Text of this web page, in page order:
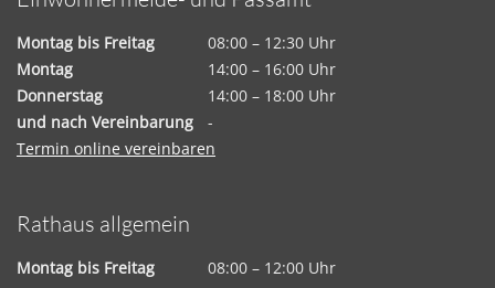
Montag bis Freitag
08:00 – 12:30 Uhr
Montag
14:00 – 16:00 Uhr
Donnerstag
14:00 – 18:00 Uhr
und nach Vereinbarung
-
Termin online vereinbaren
Rathaus allgemein
Montag bis Freitag
08:00 – 12:00 Uhr